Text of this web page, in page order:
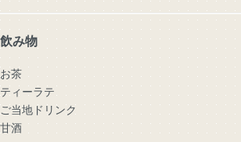
飲み物
お茶
ティーラテ
ご当地ドリンク
甘酒